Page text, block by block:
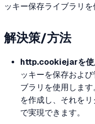
ッキー保存ライブラリ
解決策/方法
http.cookiejarを使
ッキーを保存およ
ブラリを使用しま
を作成し、それを
で実現できます。